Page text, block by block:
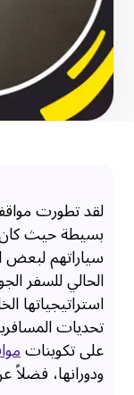
لقد تطورت
بسيطة حيث كان
سياراتهم
الحالي للسفر
استراتيجياتها
تحديات
على تكوينات
ودورانها،